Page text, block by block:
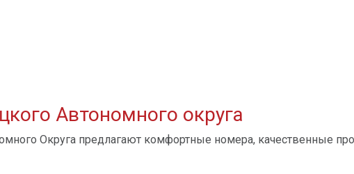
Автономного округа
Округа предлагают комфортные номера, качественные